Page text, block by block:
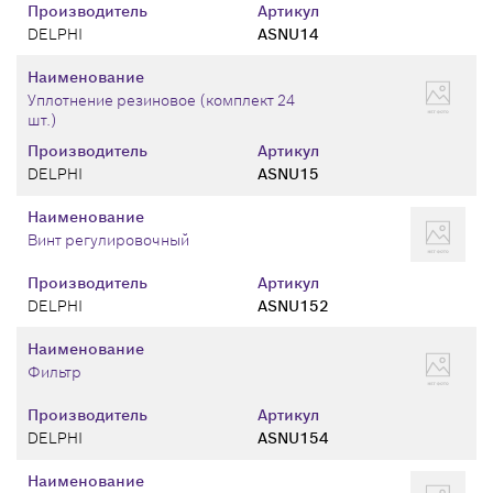
Производитель
DELPHI
Артикул
ASNU14
Производитель
DELPHI
Артикул
ASNU15
Наименование
Уплотнение резиновое (комплект 24
шт.)
Производитель
DELPHI
Артикул
ASNU152
Наименование
Винт регулировочный
Производитель
DELPHI
Артикул
ASNU154
Наименование
Фильтр
Наименование